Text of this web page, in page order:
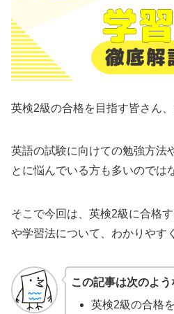
英検2級の合格を目指す皆さん、
英語の試験に向けての勉強方法
とに悩んでいる方も多いのでは
そこで今回は、英検2級に合格
や学習法について、わかりやす
この記事は次のよう
英検2級の合格